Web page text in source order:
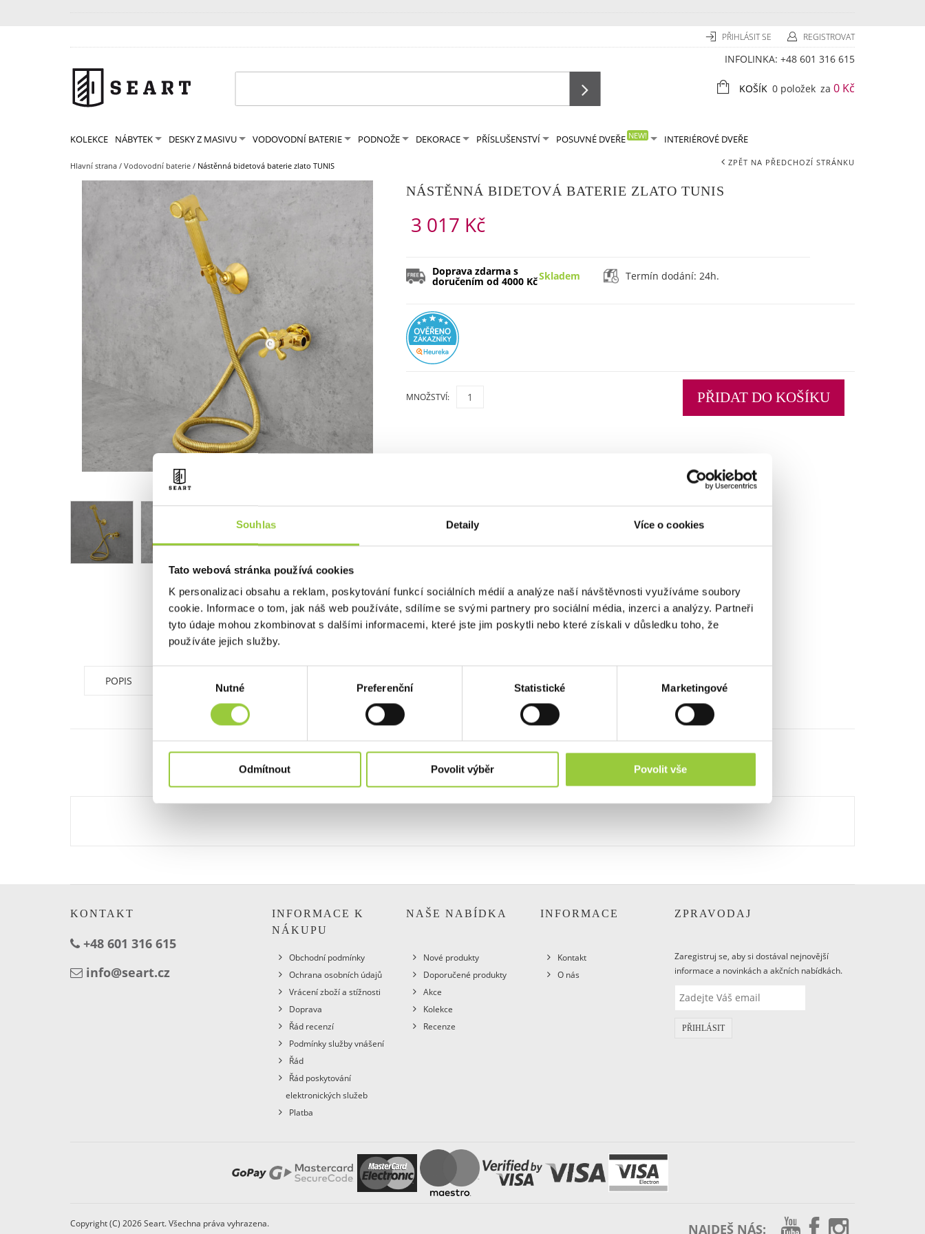
Souhlas Detaily Více o cookies
Tato webová stránka používá cookies
K personalizaci obsahu a reklam, poskytování funkcí sociálních médií a analýze naší návštěvnosti využíváme soubory
cookie. Informace o tom, jak náš web používáte, sdílíme se svými partnery pro sociální média, inzerci a analýzy. Partneři
tyto údaje mohou zkombinovat s dalšími informacemi, které jste jim poskytli nebo které získali v důsledku toho, že
používáte jejich služby.
Nutné Preferenční Statistické Marketingové
Odmítnout Povolit výběr Povolit vše
PŘIHLÁSIT SE REGISTROVAT
INFOLINKA: +48 601 316 615
KOŠÍK 0 položek za 0 Kč
KOLEKCE NÁBYTEK DESKY Z MASIVU VODOVODNÍ BATERIE PODNOŽE DEKORACE PŘÍSLUŠENSTVÍ POSUVNÉ DVEŘE NEW! INTERIÉROVÉ DVEŘE
Hlavní strana / Vodovodní baterie / Nástěnná bidetová baterie zlato TUNIS ZPĚT NA PŘEDCHOZÍ STRÁNKU
NÁSTĚNNÁ BIDETOVÁ BATERIE ZLATO TUNIS
3 017 Kč
Doprava zdarma s
doručením od 4000 KčSkladem Termín dodání:24h.
MNOŽSTVÍ: PŘIDAT DO KOŠÍKU
POPIS ZABEZPEČENÍ V SOULADU S GPSR DOTAZ K PRODUKTU
DALŠÍ PRODUKTY Z TÉTO KATEGORIE
ZOBRAZIT JINÉ PRODUKTY Z TÉTO KATEGORIE
KONTAKT
+48 601 316 615
info@seart.cz
INFORMACE K
NÁKUPU
Obchodní podmínky
Ochrana osobních údajů
Vrácení zboží a stížnosti
Doprava
Řád recenzí
Podmínky služby vnášení
Řád
Řád poskytování
elektronických služeb
Platba
NAŠE NABÍDKA
Nové produkty
Doporučené produkty
Akce
Kolekce
Recenze
INFORMACE
Kontakt
O nás
ZPRAVODAJ
Zaregistruj se, aby si dostával nejnovější
informace a novinkách a akčních nabídkách.
PŘIHLÁSIT
Copyright (C) 2026 Seart. Všechna práva vyhrazena. NAJDEŠ NÁS: